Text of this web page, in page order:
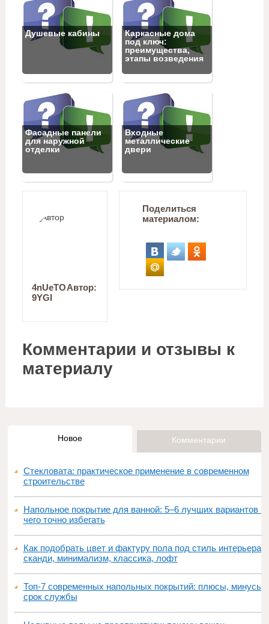
Душевые кабины
Каркасные дома
под ключ:
преимущества,
этапы возведения
Фасадные панели
для наружной
отделки
Входные
металлические
двери
Автор:
4nUeTO
9YGI
Поделиться
материалом:
Комментарии и отзывы к
материалу
Новое Комментарии
Стекловата: практическое применение в современном
строительстве
Напольное покрытие для ванной: 5–6 лучших вариантов и
чего точно избегать
Как подобрать цвет и фактуру пола под стиль интерьера:
сканди, минимализм, классика, лофт
Топ‑7 современных напольных покрытий: плюсы, минусы,
срок службы